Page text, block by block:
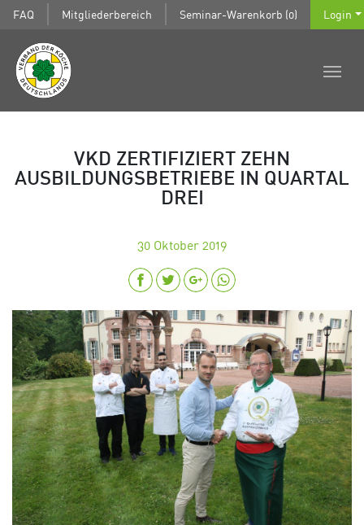
FAQ Mitgliederbereich Seminar-Warenkorb (0) Login
VKD ZERTIFIZIERT ZEHN
AUSBILDUNGSBETRIEBE IN QUARTAL
DREI
30 Oktober 2019